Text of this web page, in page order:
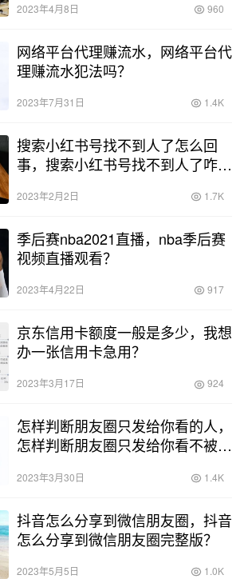
2023年4月8日 960
网络平台代理赚流水，网络平台代
理赚流水犯法吗？
2023年7月31日 1.4K
搜索小红书号找不到人了怎么回
事，搜索小红书号找不到人了咋
2023年2月2日 1.7K
季后赛nba2021直播，nba季后赛
视频直播观看？
2023年4月22日 917
京东信用卡额度一般是多少，我想
办一张信用卡急用？
2023年3月17日 924
怎样判断朋友圈只发给你看的人，
怎样判断朋友圈只发给你看不被发
2023年3月30日 1.4K
抖音怎么分享到微信朋友圈，抖音
怎么分享到微信朋友圈完整版？
2023年5月5日 1.0K